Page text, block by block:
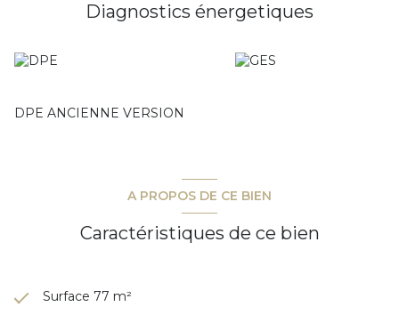
Diagnostics énergetiques
DPE ANCIENNE VERSION
A PROPOS DE CE BIEN
Caractéristiques de ce bien
Surface 77 m²